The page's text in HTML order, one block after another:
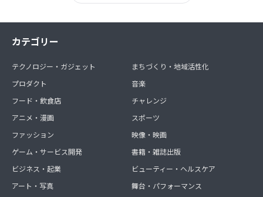
カテゴリー
テクノロジー・ガジェット
プロダクト
フード・飲食店
アニメ・漫画
ファッション
ゲーム・サービス開発
ビジネス・起業
アート・写真
まちづくり・地域活性化
音楽
チャレンジ
スポーツ
映像・映画
書籍・雑誌出版
ビューティー・ヘルスケア
舞台・パフォーマンス